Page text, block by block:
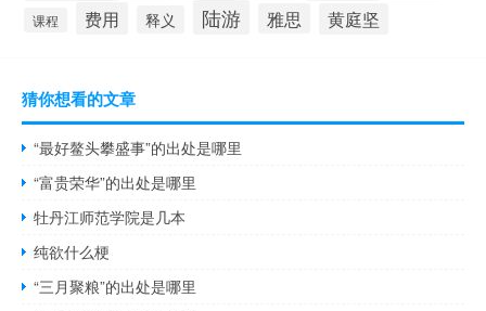
课程 费用 释义 陆游 雅思 黄庭坚
猜你想看的文章
“最好鳌头攀盛事”的出处是哪里
“富贵荣华”的出处是哪里
牡丹江师范学院是几本
纯欲什么梗
“三月聚粮”的出处是哪里